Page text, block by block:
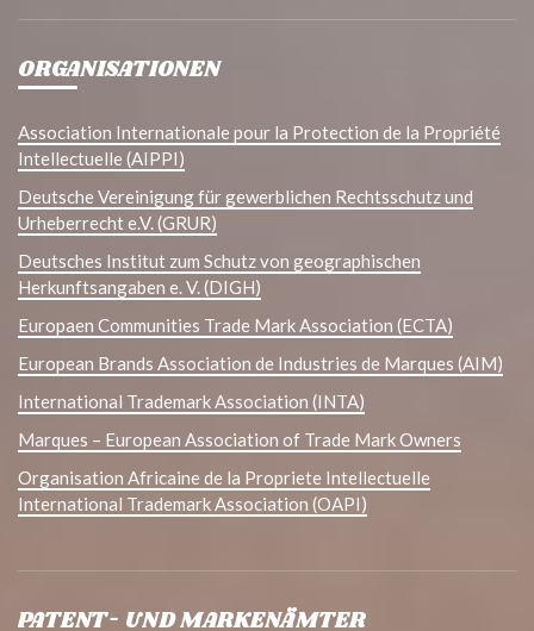
ORGANISATIONEN
Association Internationale pour la Protection de la Propriété
Intellectuelle (AIPPI)
Deutsche Vereinigung für gewerblichen Rechtsschutz und
Urheberrecht e.V. (GRUR)
Deutsches Institut zum Schutz von geographischen
Herkunftsangaben e. V. (DIGH)
Europaen Communities Trade Mark Association (ECTA)
European Brands Association de Industries de Marques (AIM)
International Trademark Association (INTA)
Marques – European Association of Trade Mark Owners
Organisation Africaine de la Propriete Intellectuelle
International Trademark Association (OAPI)
PATENT- UND MARKENÄMTER